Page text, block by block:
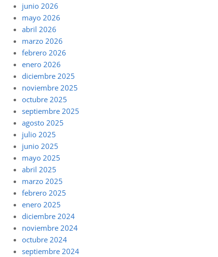
junio 2026
mayo 2026
abril 2026
marzo 2026
febrero 2026
enero 2026
diciembre 2025
noviembre 2025
octubre 2025
septiembre 2025
agosto 2025
julio 2025
junio 2025
mayo 2025
abril 2025
marzo 2025
febrero 2025
enero 2025
diciembre 2024
noviembre 2024
octubre 2024
septiembre 2024